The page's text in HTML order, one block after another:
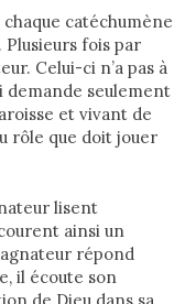
catéchumène
fois par
Celui-ci n’a pas à
demande seulement
et vivant de
rôle que doit jouer
lisent
ainsi un
répond
il écoute son